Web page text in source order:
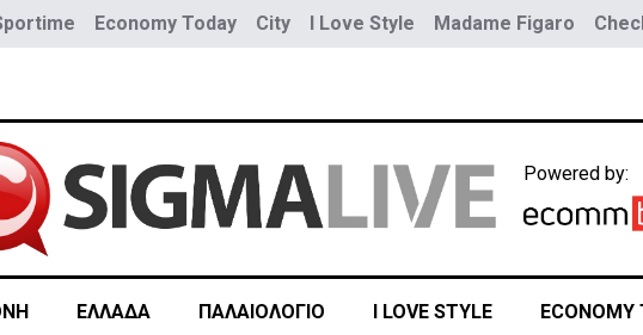
Economy Today City I Love Style Madame Figaro
Powered by:
ΕΛΛΑΔΑ ΠΑΛΑΙΟΛΟΓΙΟ I LOVE STYLE ECONOMY